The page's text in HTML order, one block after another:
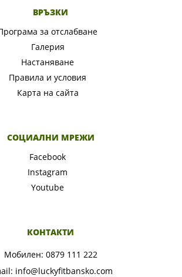
ВРЪЗКИ
за отслабване
Галерия
Настаняване
Правила и условия
Карта на сайта
СОЦИАЛНИ МРЕЖИ
Facebook
Instagram
Youtube
КОНТАКТИ
Мобилен: 0879 111 222
info@luckyfitbansko.com